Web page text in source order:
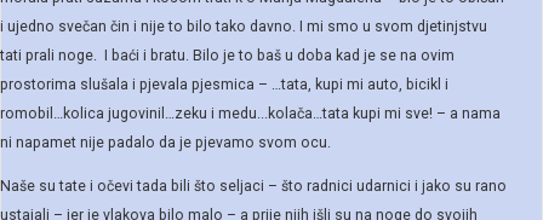
i ujedno svečan čin i nije to bilo tako davno. I mi smo u svom djetinjstvu
tati prali noge. I baći i bratu. Bilo je to baš u doba kad je se na ovim
prostorima slušala i pjevala pjesmica – …tata, kupi mi auto, bicikl i
romobil…kolica jugovinil…zeku i medu...kolača…tata kupi mi sve! – a nama
ni napamet nije padalo da je pjevamo svom ocu.
Naše su tate i očevi tada bili što seljaci – što radnici udarnici i jako su rano
ustajali – jer je vlakova bilo malo – a prije njih išli su na noge do svojih